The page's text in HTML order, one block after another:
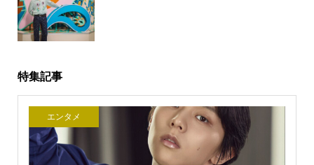
特集記事
エンタメ